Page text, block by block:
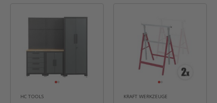
HC TOOLS KRAFT WERKZEUGE